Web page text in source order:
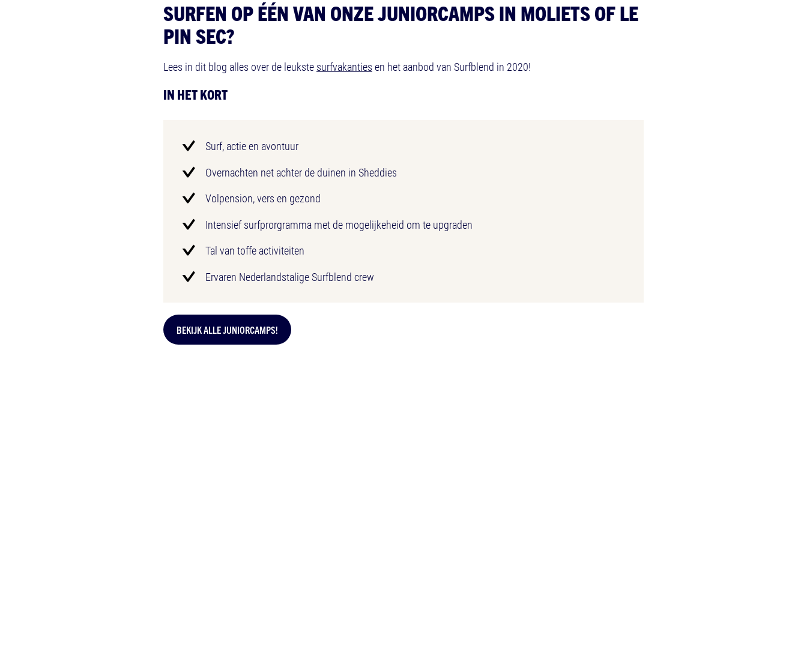
SURFEN OP ÉÉN VAN ONZE JUNIORCAMPS IN MOLIETS OF LE
PIN SEC?
Lees in dit blog alles over de leukste surfvakanties en het aanbod van Surfblend in 2020!
IN HET KORT
Surf, actie en avontuur
Overnachten net achter de duinen in Sheddies
Volpension, vers en gezond
Intensief surfprorgramma met de mogelijkeheid om te upgraden
Tal van toffe activiteiten
Ervaren Nederlandstalige Surfblend crew
BEKIJK ALLE JUNIORCAMPS!